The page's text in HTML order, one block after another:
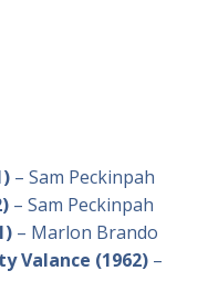
– Sam Peckinpah
– Sam Peckinpah
– Marlon Brando
Valance (1962) –